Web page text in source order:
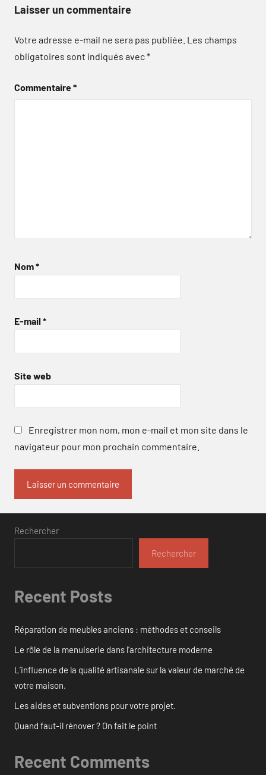
Laisser un commentaire
Votre adresse e-mail ne sera pas publiée. Les champs
obligatoires sont indiqués avec*
Commentaire*
Nom*
E-mail *
Site web
Enregistrer mon nom, mon e-mail et mon site dans le
navigateur pour mon prochain commentaire.
Rechercher
Rechercher
Recent Posts
Réparation de meubles anciens : méthodes et conseils
Le rôle de la menuiserie dans l’architecture moderne
L’influence de la qualité artisanale sur la valeur de marché de
votre maison.
Les aides et subventions pour votre projet.
Quand faut-il rénover ? On fait le point
Recent Comments